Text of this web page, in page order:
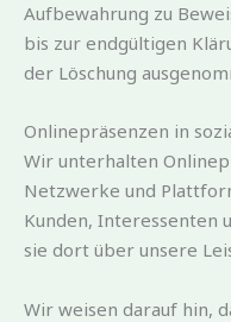
Aufbewahrung zu
bis zur endgültigen
der Löschung
Onlinepräsenzen in
Wir unterhalten
Netzwerke und
Kunden, Interessenten
sie dort über unsere
Wir weisen darauf hin,